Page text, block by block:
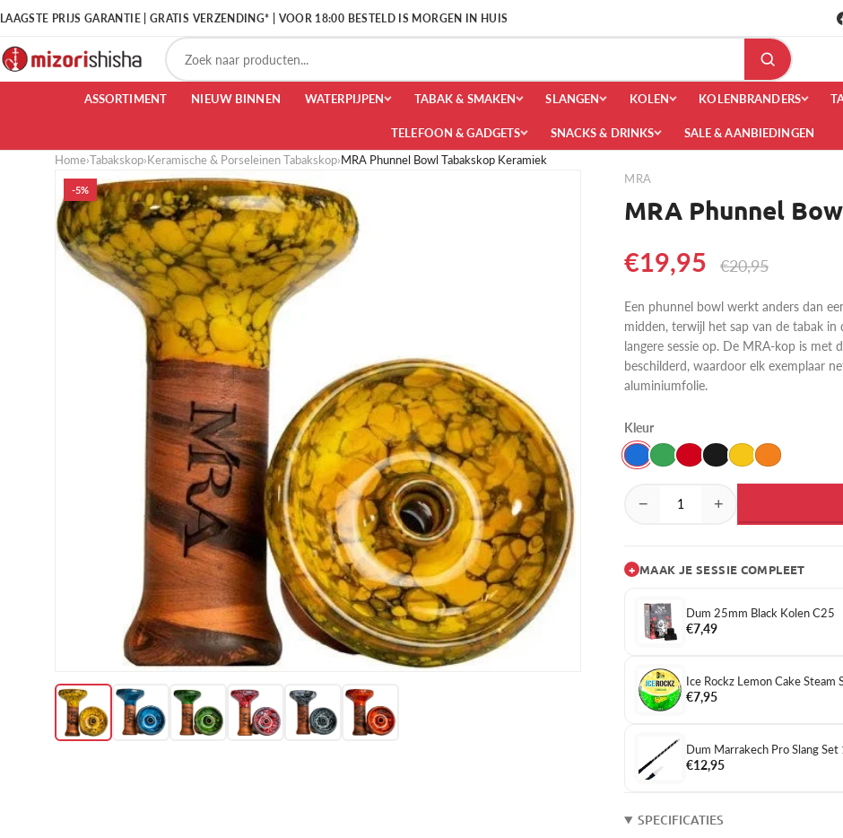
LAAGSTE PRIJS GARANTIE | GRATIS VERZENDING* | VOOR 18:00 BESTELD IS MORGEN IN HUIS
ASSORTIMENT NIEUW BINNEN WATERPIJPEN TABAK & SMAKEN SLANGEN KOLEN KOLENBRANDERS
TELEFOON & GADGETS SNACKS & DRINKS SALE & AANBIEDINGEN
Home›Tabakskop›Keramische & Porseleinen Tabakskop›MRA Phunnel Bowl Tabakskop Keramiek
-5%
MRA
MRA Phunnel
€19,95 €20,95
Een phunnel bowl werkt anders dan
midden, terwijl het sap van de tabak
langere sessie op. De MRA-kop is met
beschilderd, waardoor elk exemplaar
aluminiumfolie.
Kleur
− +
+ MAAK JE SESSIE COMPLEET
Dum 25mm Black Kolen C25
€7,49
Ice Rockz Lemon Cake Steam
€7,95
Dum Marrakech Pro Slang Set
€12,95
SPECIFICATIES